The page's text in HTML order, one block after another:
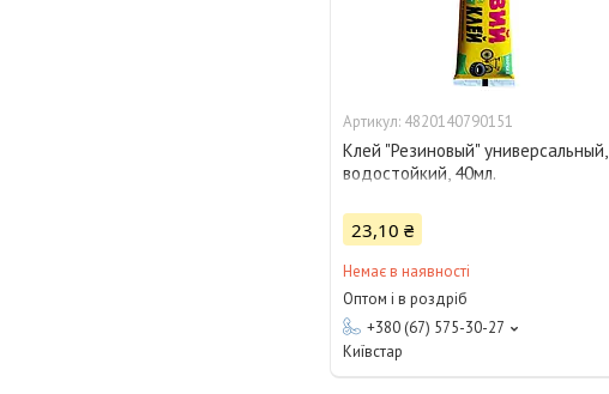
4820140790151
Клей "Резиновый" универсальный,
водостойкий, 40мл.
23,10 ₴
Немає в наявності
Оптом і в роздріб
+380 (67) 575-30-27
Київстар